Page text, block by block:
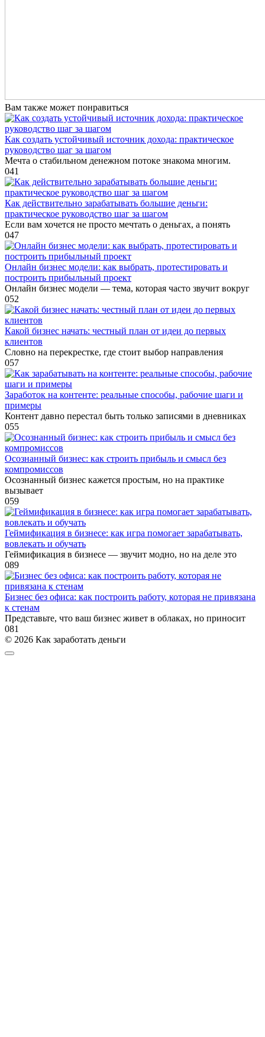
Вам также может понравиться
Как создать устойчивый источник дохода: практическое
руководство шаг за шагом
Мечта о стабильном денежном потоке знакома многим.
041
Как действительно зарабатывать большие деньги:
практическое руководство шаг за шагом
Если вам хочется не просто мечтать о деньгах, а понять
047
Онлайн бизнес модели: как выбрать, протестировать и
построить прибыльный проект
Онлайн бизнес модели — тема, которая часто звучит вокруг
052
Какой бизнес начать: честный план от идеи до первых
клиентов
Словно на перекрестке, где стоит выбор направления
057
Заработок на контенте: реальные способы, рабочие шаги и
примеры
Контент давно перестал быть только записями в дневниках
055
Осознанный бизнес: как строить прибыль и смысл без
компромиссов
Осознанный бизнес кажется простым, но на практике
вызывает
059
Геймификация в бизнесе: как игра помогает зарабатывать,
вовлекать и обучать
Геймификация в бизнесе — звучит модно, но на деле это
089
Бизнес без офиса: как построить работу, которая не привязана
к стенам
Представьте, что ваш бизнес живет в облаках, но приносит
081
© 2026 Как заработать деньги